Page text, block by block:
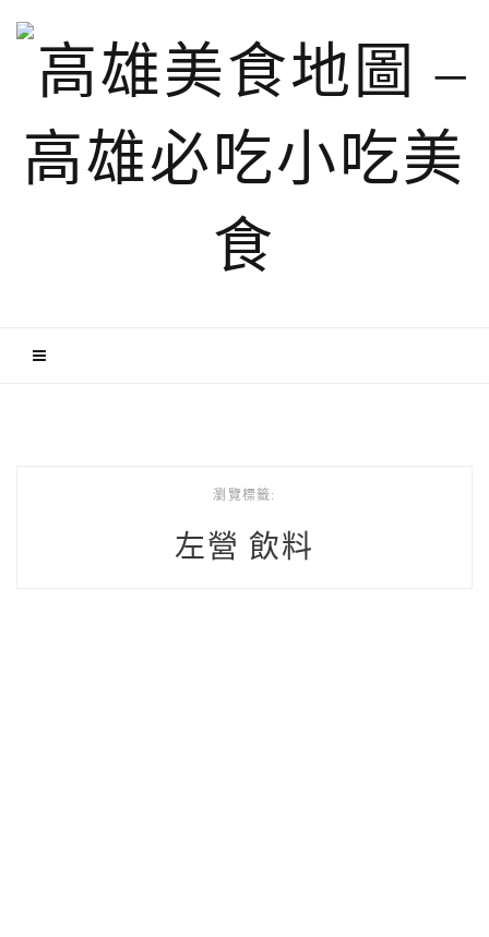
瀏覽標籤:
左營 飲料